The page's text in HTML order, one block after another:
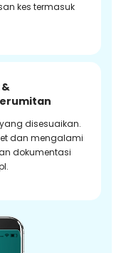
kes termasuk
disesuaikan.
dan mengalami
dokumentasi